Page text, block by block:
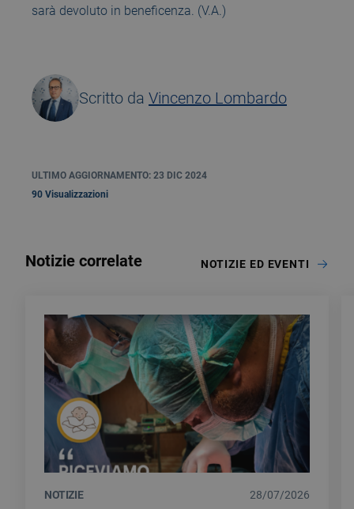
sarà devoluto in beneficenza. (V.A.)
Scritto da Vincenzo Lombardo
ULTIMO AGGIORNAMENTO: 23 DIC 2024
90 Visualizzazioni
Notizie correlate NOTIZIE ED EVENTI
NOTIZIE 28/07/2026